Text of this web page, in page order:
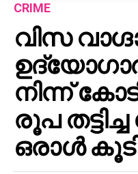
CRIME
വിസ
നിന്ന്
രൂപ
ഒരാൾ